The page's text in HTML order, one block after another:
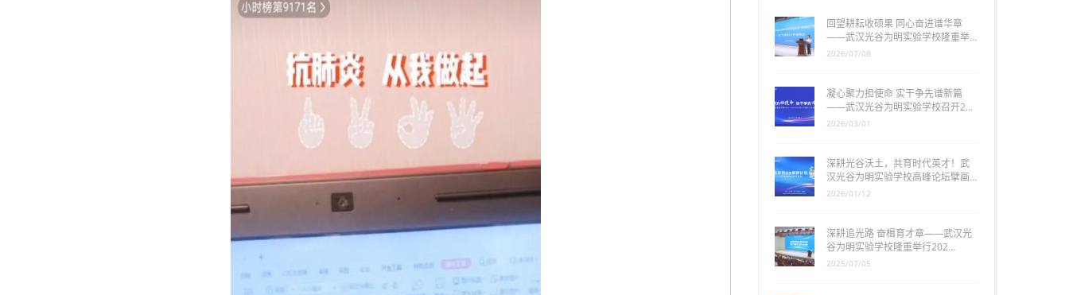
回望耕耘收硕果 同心奋进谱华章
——武汉光谷为明实验学校隆重举…
2026/07/08
凝心聚力担使命 实干争先谱新篇
——武汉光谷为明实验学校召开2…
2026/03/01
深耕光谷沃土，共育时代英才！武
汉光谷为明实验学校高峰论坛擘画…
2026/01/12
深耕追光路 奋楫育才章——武汉光
谷为明实验学校隆重举行202…
2025/07/05